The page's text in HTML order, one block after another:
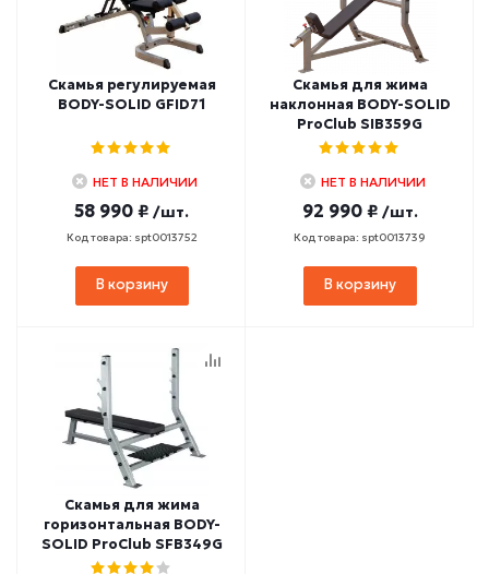
Скамья регулируемая
BODY-SOLID GFID71
НЕТ В НАЛИЧИИ
58 990 ₽ /шт.
Код товара: spt0013752
В корзину
Скамья для жима
наклонная BODY-SOLID
ProClub SIB359G
НЕТ В НАЛИЧИИ
92 990 ₽ /шт.
Код товара: spt0013739
В корзину
Скамья для жима
горизонтальная BODY-
SOLID ProClub SFB349G